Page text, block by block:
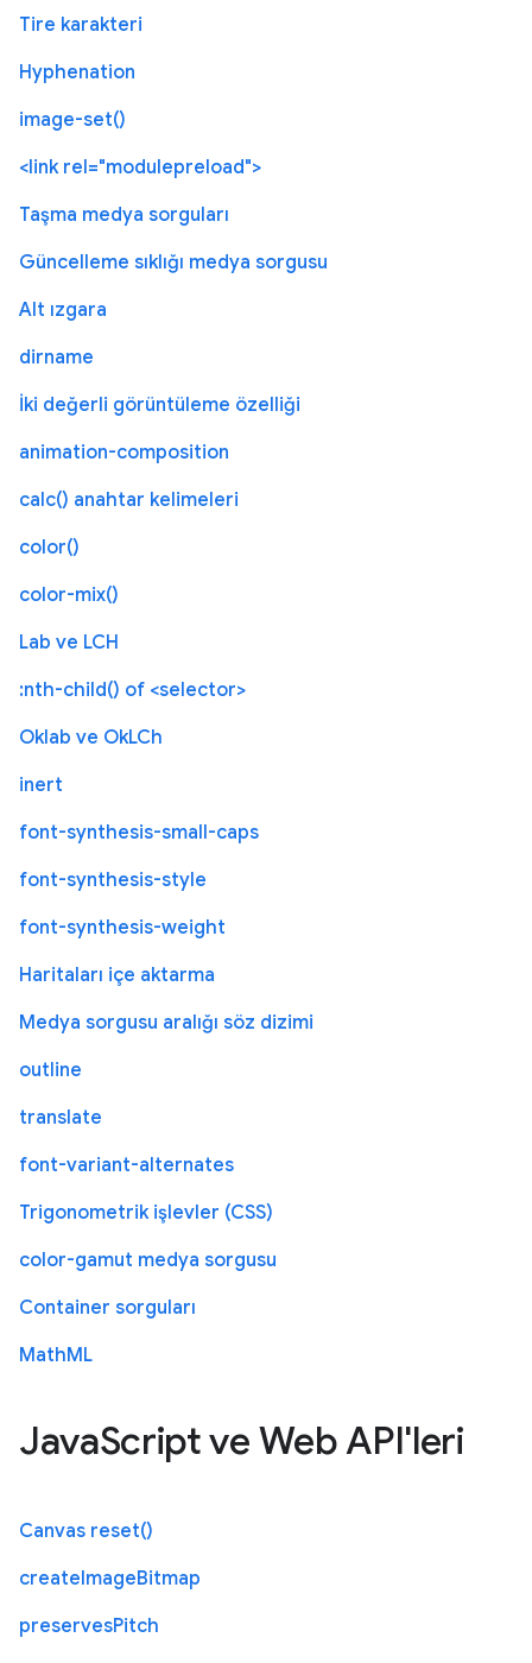
Tire karakteri
Hyphenation
image-set()
<link rel="modulepreload">
Taşma medya sorguları
Güncelleme sıklığı medya sorgusu
Alt ızgara
dirname
İki değerli görüntüleme özelliği
animation-composition
calc() anahtar kelimeleri
color()
color-mix()
Lab ve LCH
:nth-child() of <selector>
Oklab ve OkLCh
inert
font-synthesis-small-caps
font-synthesis-style
font-synthesis-weight
Haritaları içe aktarma
Medya sorgusu aralığı söz dizimi
outline
translate
font-variant-alternates
Trigonometrik işlevler (CSS)
color-gamut medya sorgusu
Container sorguları
MathML
JavaScript ve Web API'leri
Canvas reset()
createImageBitmap
preservesPitch